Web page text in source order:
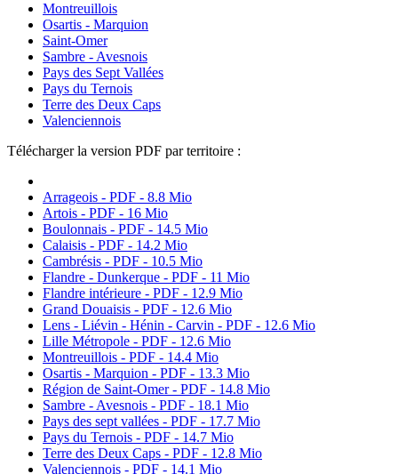
Montreuillois
Osartis - Marquion
Saint-Omer
Sambre - Avesnois
Pays des Sept Vallées
Pays du Ternois
Terre des Deux Caps
Valenciennois
Télécharger la version PDF par territoire :
Arrageois - PDF - 8.8 Mio
Artois - PDF - 16 Mio
Boulonnais - PDF - 14.5 Mio
Calaisis - PDF - 14.2 Mio
Cambrésis - PDF - 10.5 Mio
Flandre - Dunkerque - PDF - 11 Mio
Flandre intérieure - PDF - 12.9 Mio
Grand Douaisis - PDF - 12.6 Mio
Lens - Liévin - Hénin - Carvin - PDF - 12.6 Mio
Lille Métropole - PDF - 12.6 Mio
Montreuillois - PDF - 14.4 Mio
Osartis - Marquion - PDF - 13.3 Mio
Région de Saint-Omer - PDF - 14.8 Mio
Sambre - Avesnois - PDF - 18.1 Mio
Pays des sept vallées - PDF - 17.7 Mio
Pays du Ternois - PDF - 14.7 Mio
Terre des Deux Caps - PDF - 12.8 Mio
Valenciennois - PDF - 14.1 Mio